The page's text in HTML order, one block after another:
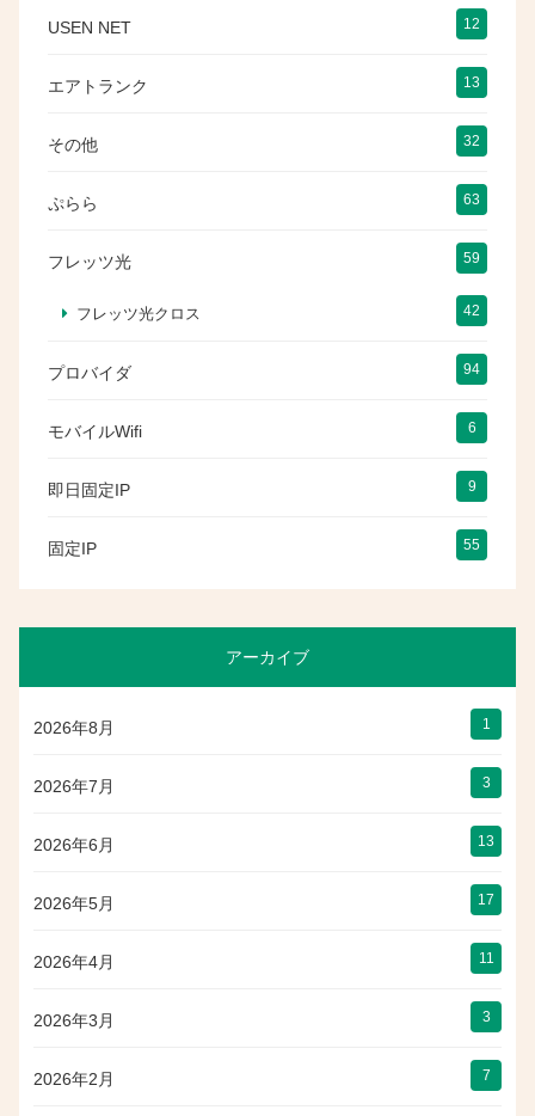
USEN NET 12
エアトランク 13
その他 32
ぷらら 63
フレッツ光 59
フレッツ光クロス 42
プロバイダ 94
モバイルWifi 6
即日固定IP 9
固定IP 55
アーカイブ
2026年8月 1
2026年7月 3
2026年6月 13
2026年5月 17
2026年4月 11
2026年3月 3
2026年2月 7